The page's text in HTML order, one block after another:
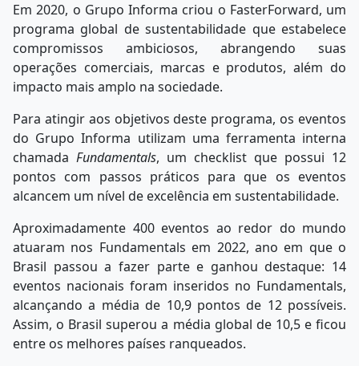
Em 2020, o Grupo Informa criou o FasterForward, um
programa global de sustentabilidade que estabelece
compromissos ambiciosos, abrangendo suas
operações comerciais, marcas e produtos, além do
impacto mais amplo na sociedade.
Para atingir aos objetivos deste programa, os eventos
do Grupo Informa utilizam uma ferramenta interna
chamada Fundamentals, um checklist que possui 12
pontos com passos práticos para que os eventos
alcancem um nível de excelência em sustentabilidade.
Aproximadamente 400 eventos ao redor do mundo
atuaram nos Fundamentals em 2022, ano em que o
Brasil passou a fazer parte e ganhou destaque: 14
eventos nacionais foram inseridos no Fundamentals,
alcançando a média de 10,9 pontos de 12 possíveis.
Assim, o Brasil superou a média global de 10,5 e ficou
entre os melhores países ranqueados.